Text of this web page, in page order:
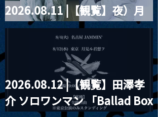
2026.08.11 |【観覧】夜）月
見ル君想フpre. Sugar Shock
2026.08.12 |【観覧】田澤孝
介 ソロワンマン 「Ballad Box